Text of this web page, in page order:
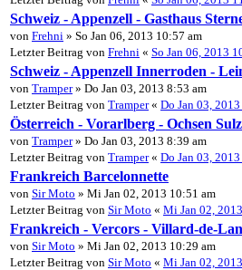
Schweiz - Appenzell - Gasthaus
von Frehni » So Jan 06, 2013 10:57 am
Letzter Beitrag von Frehni « So Jan 06, 2013
Schweiz - Appenzell Innerroden -
von Tramper» Do Jan 03, 2013 8:53 am
Letzter Beitrag von Tramper« Do Jan 03,
Österreich - Vorarlberg - Ochsen
von Tramper» Do Jan 03, 2013 8:39 am
Letzter Beitrag von Tramper« Do Jan 03,
Frankreich Barcelonnette
von Sir Moto » Mi Jan 02, 2013 10:51 am
Letzter Beitrag von Sir Moto « Mi Jan 02,
Frankreich - Vercors - Villard-de-
von Sir Moto » Mi Jan 02, 2013 10:29 am
Letzter Beitrag von Sir Moto « Mi Jan 02,